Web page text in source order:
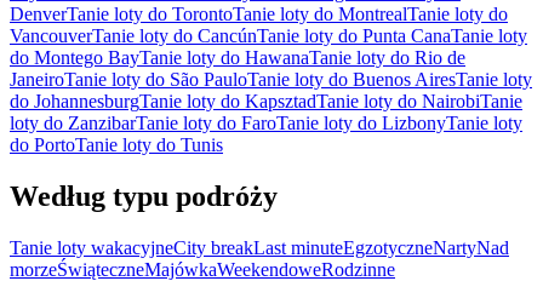
DenverTanie loty do TorontoTanie loty do MontrealTanie loty do
VancouverTanie loty do CancúnTanie loty do Punta CanaTanie loty
do Montego BayTanie loty do HawanaTanie loty do Rio de
JaneiroTanie loty do São PauloTanie loty do Buenos AiresTanie loty
do JohannesburgTanie loty do KapsztadTanie loty do NairobiTanie
loty do ZanzibarTanie loty do FaroTanie loty do LizbonyTanie loty
do PortoTanie loty do Tunis
Według typu podróży
Tanie loty wakacyjneCity breakLast minuteEgzotyczneNartyNad
morzeŚwiąteczneMajówkaWeekendoweRodzinne